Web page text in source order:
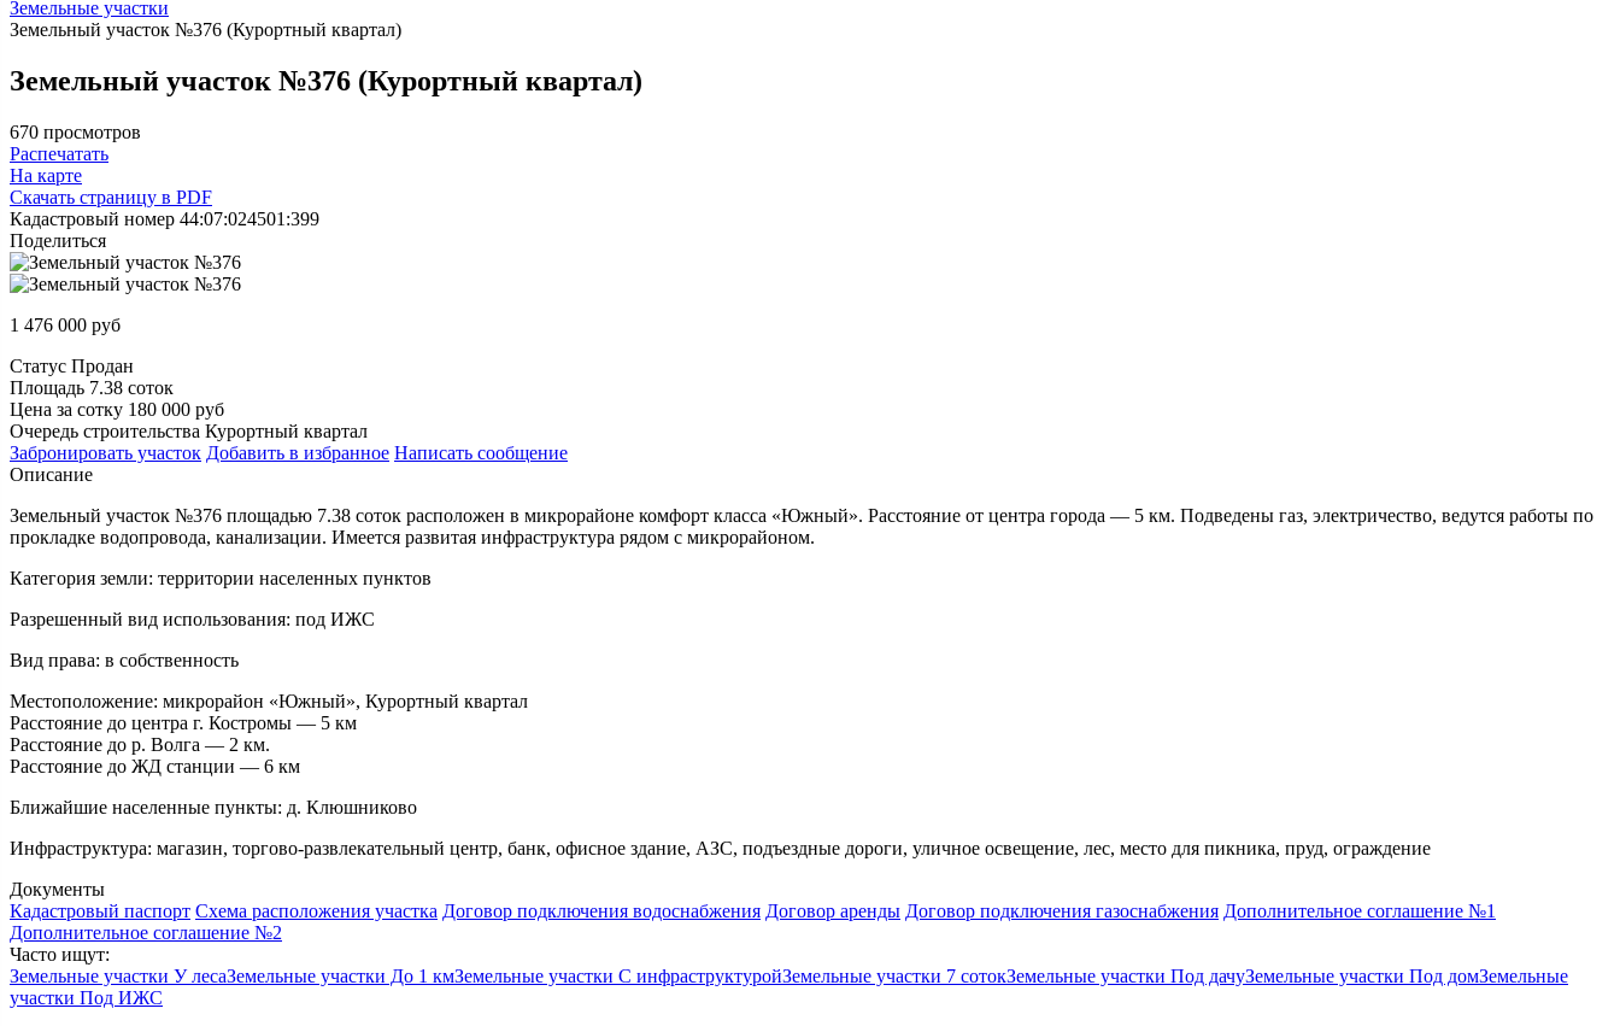
Земельные участки
Земельный участок №376 (Курортный квартал)
Земельный участок №376 (Курортный квартал)
670 просмотров
Распечатать
На карте
Скачать страницу в PDF
Кадастровый номер 44:07:024501:399
Поделиться
1 476 000 руб
Статус Продан
Площадь 7.38 соток
Цена за сотку 180 000 руб
Очередь строительства Курортный квартал
Забронировать участок Добавить в избранное Написать сообщение
Описание
Земельный участок №376 площадью 7.38 соток расположен в микрорайоне комфорт класса «Южный». Расстояние от центра города — 5 км. Подведены газ, электричество, ведутся работы по
прокладке водопровода, канализации. Имеется развитая инфраструктура рядом с микрорайоном.
Категория земли: территории населенных пунктов
Разрешенный вид использования: под ИЖС
Вид права: в собственность
Местоположение: микрорайон «Южный», Курортный квартал
Расстояние до центра г. Костромы — 5 км
Расстояние до р. Волга — 2 км.
Расстояние до ЖД станции — 6 км
Ближайшие населенные пункты: д. Клюшниково
Инфраструктура: магазин, торгово-развлекательный центр, банк, офисное здание, АЗС, подъездные дороги, уличное освещение, лес, место для пикника, пруд, ограждение
Документы
Кадастровый паспорт Схема расположения участка Договор подключения водоснабжения Договор аренды Договор подключения газоснабжения Дополнительное соглашение №1
Дополнительное соглашение №2
Часто ищут:
Земельные участки У лесаЗемельные участки До 1 кмЗемельные участки С инфраструктуройЗемельные участки 7 сотокЗемельные участки Под дачуЗемельные участки Под домЗемельные
участки Под ИЖС